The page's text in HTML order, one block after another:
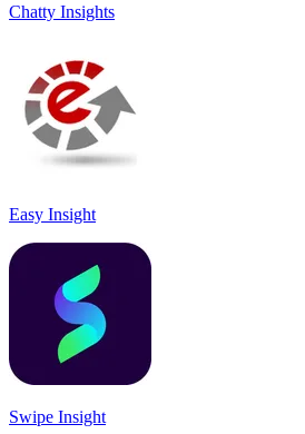
Chatty Insights
Easy Insight
Swipe Insight